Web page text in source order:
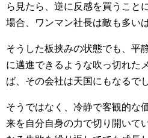
ら見たら、逆に反感を買うこと
場合、ワンマン社長は敵も多い
そうした板挟みの状態でも、平
に邁進できるような吹っ切れた
ば、その会社は天国にもなるで
そうではなく、冷静で客観的な
来を自分自身の力で切り開いて